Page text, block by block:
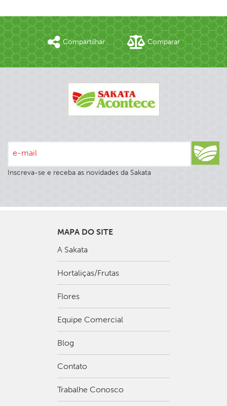
Compartilhar Comparar
e-mail
Inscreva-se e receba as novidades da Sakata
MAPA DO SITE
A Sakata
Hortaliças/Frutas
Flores
Equipe Comercial
Blog
Contato
Trabalhe Conosco